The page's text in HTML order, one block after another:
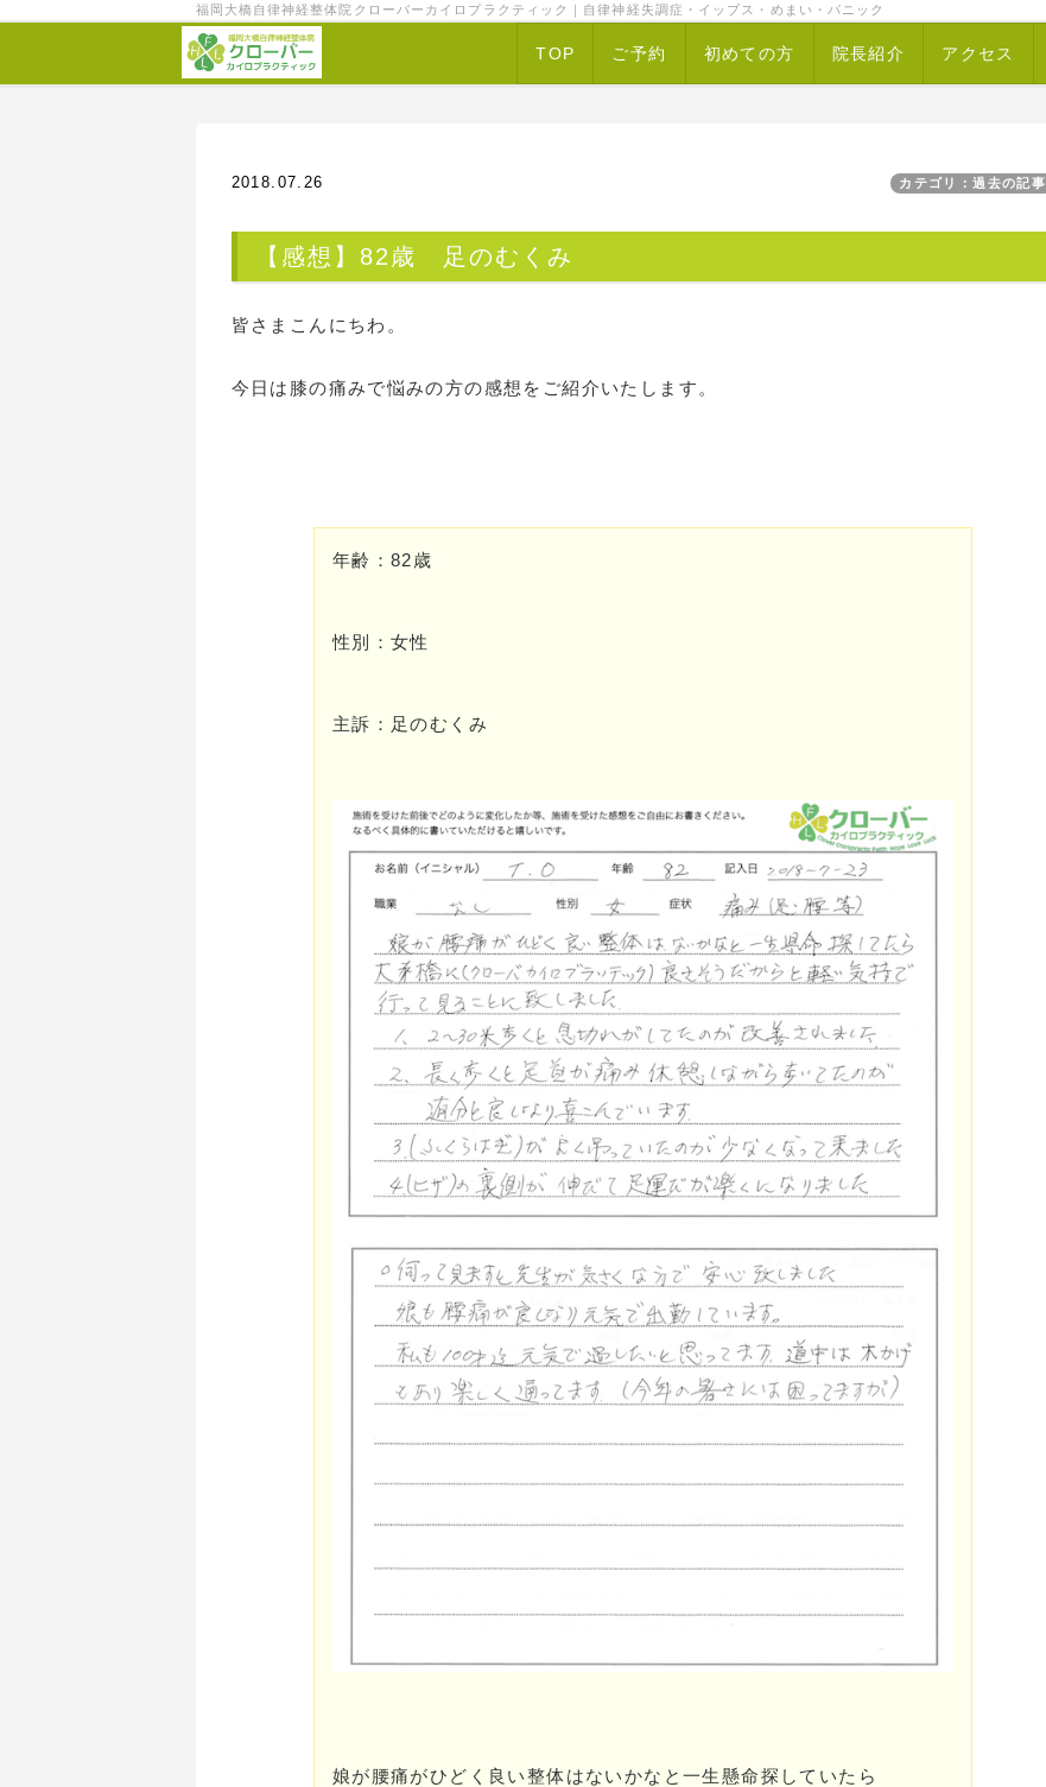
福岡大橋自律神経整体院クローバーカイロプラクティック｜自律神経失調症・イップス・めまい・パニック
TOP ご予約 初めての方 院長紹介 アクセス
2018.07.26 カテゴリ：過去の記事
【感想】82歳 足のむくみ
皆さまこんにちわ。
今日は膝の痛みで悩みの方の感想をご紹介いたします。
年齢：82歳
性別：女性
主訴：足のむくみ
娘が腰痛がひどく良い整体はないかなと一生懸命探していたら